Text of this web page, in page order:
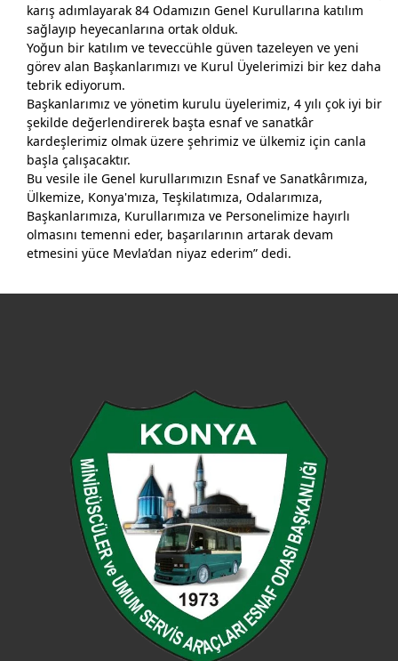
karış adımlayarak 84 Odamızın Genel Kurullarına katılım
sağlayıp heyecanlarına ortak olduk.
Yoğun bir katılım ve teveccühle güven tazeleyen ve yeni
görev alan Başkanlarımızı ve Kurul Üyelerimizi bir kez daha
tebrik ediyorum.
Başkanlarımız ve yönetim kurulu üyelerimiz, 4 yılı çok iyi bir
şekilde değerlendirerek başta esnaf ve sanatkâr
kardeşlerimiz olmak üzere şehrimiz ve ülkemiz için canla
başla çalışacaktır.
Bu vesile ile Genel kurullarımızın Esnaf ve Sanatkârımıza,
Ülkemize, Konya'mıza, Teşkilatımıza, Odalarımıza,
Başkanlarımıza, Kurullarımıza ve Personelimize hayırlı
olmasını temenni eder, başarılarının artarak devam
etmesini yüce Mevla’dan niyaz ederim” dedi.